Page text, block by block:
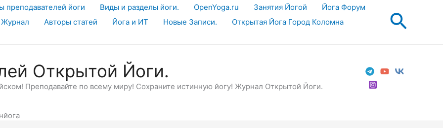
преподавателей йоги Виды и разделы йоги. OpenYoga.ru Занятия Йогой
Йога Форум
Авторы статей Йога и ИТ Новые Записи.
Открытая Йога Город Коломна
Открытой Йоги.
Преподавайте по всему миру! Сохраните истинную йогу! Журнал Открытой Йоги.